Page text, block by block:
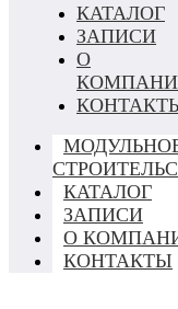
КАТАЛОГ
ЗАПИСИ
О
КАТАЛОГ
ЗАПИСИ
О
КОНТАКТЫ